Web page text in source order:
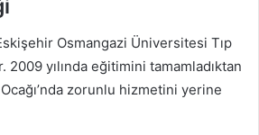
Osmangazi Üniversitesi Tıp
yılında eğitimini tamamladıktan
zorunlu hizmetini yerine